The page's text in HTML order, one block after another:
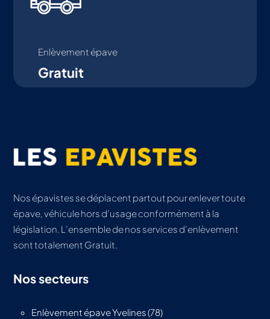
Enlèvement épave
Gratuit
Nos épavistes se déplacent partout pour enlever toute
épave, véhicule hors d’usage conformément à la
législation. L’ensemble de nos services d’enlèvement
sont totalement Gratuit.
Nos secteurs
Enlèvement épave Yvelines (78)